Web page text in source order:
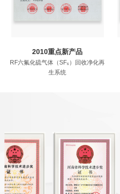
2010重点新产品
RF六氟化硫气体（SF₆）回收净化再
生系统